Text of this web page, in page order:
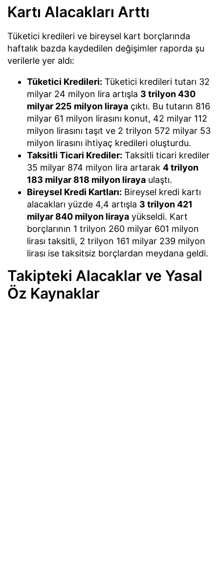
Kartı Alacakları Arttı
Tüketici kredileri ve bireysel kart borçlarında
haftalık bazda kaydedilen değişimler raporda şu
verilerle yer aldı:
Tüketici Kredileri: Tüketici kredileri tutarı 32
milyar 24 milyon lira artışla 3 trilyon 430
milyar 225 milyon liraya çıktı. Bu tutarın 816
milyar 61 milyon lirasını konut, 42 milyar 112
milyon lirasını taşıt ve 2 trilyon 572 milyar 53
milyon lirasını ihtiyaç kredileri oluşturdu.
Taksitli Ticari Krediler: Taksitli ticari krediler
35 milyar 874 milyon lira artarak 4 trilyon
183 milyar 818 milyon liraya ulaştı.
Bireysel Kredi Kartları: Bireysel kredi kartı
alacakları yüzde 4,4 artışla 3 trilyon 421
milyar 840 milyon liraya yükseldi. Kart
borçlarının 1 trilyon 260 milyar 601 milyon
lirası taksitli, 2 trilyon 161 milyar 239 milyon
lirası ise taksitsiz borçlardan meydana geldi.
Takipteki Alacaklar ve Yasal
Öz Kaynaklar